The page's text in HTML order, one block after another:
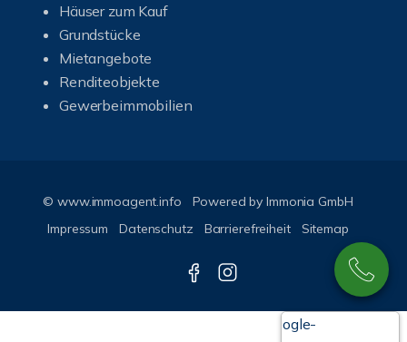
Häuser zum Kauf
Grundstücke
Mietangebote
Renditeobjekte
Gewerbeimmobilien
© www.immoagent.info Powered byImmonia GmbH
Impressum
Datenschutz Barrierefreiheit Sitemap
Google-